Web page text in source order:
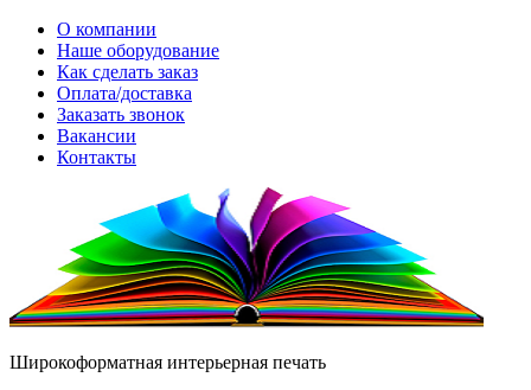
О компании
Наше оборудование
Как сделать заказ
Оплата/доставка
Заказать звонок
Вакансии
Контакты
Широкоформатная интерьерная печать